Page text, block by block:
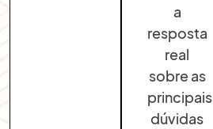
a
resposta
real
sobre as
principais
dúvidas